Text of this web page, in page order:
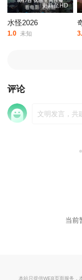
更新至HD
水怪2026
1.0 未知
评论
当前
本站只提供WEB页面服务，